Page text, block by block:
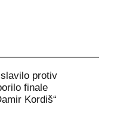
protiv
finale
Kordiš“